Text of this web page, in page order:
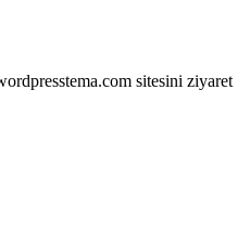
sitesini ziyaret